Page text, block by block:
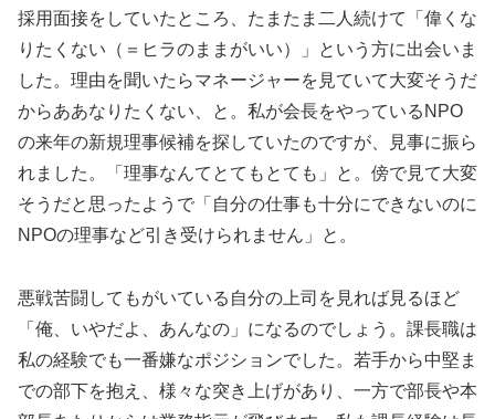
採用面接をしていたところ、たまたま二人続けて「偉くな
りたくない（＝ヒラのままがいい）」という方に出会いま
した。理由を聞いたらマネージャーを見ていて大変そうだ
からああなりたくない、と。私が会長をやっているNPO
の来年の新規理事候補を探していたのですが、見事に振ら
れました。「理事なんてとてもとても」と。傍で見て大変
そうだと思ったようで「自分の仕事も十分にできないのに
NPOの理事など引き受けられません」と。
悪戦苦闘してもがいている自分の上司を見れば見るほど
「俺、いやだよ、あんなの」になるのでしょう。課長職は
私の経験でも一番嫌なポジションでした。若手から中堅ま
での部下を抱え、様々な突き上げがあり、一方で部長や本